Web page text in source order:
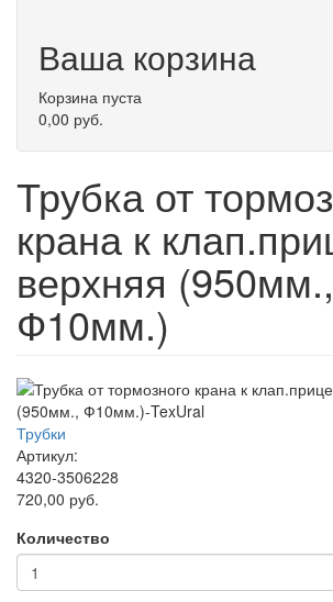
Ваша корзина
Корзина пуста
0,00 руб.
Трубка от
крана к
верхняя (950мм.,
Ф10мм.)
Трубки
Артикул:
4320-3506228
720,00 руб.
Количество